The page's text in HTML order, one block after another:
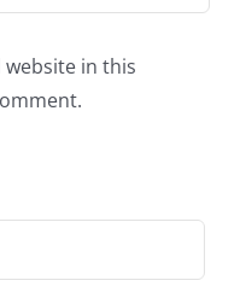
website in this